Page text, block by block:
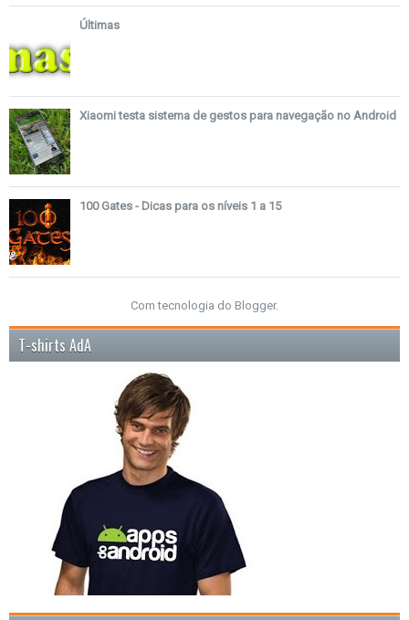
Últimas
Xiaomi testa sistema de gestos para navegação no Android
100 Gates - Dicas para os níveis 1 a 15
Com tecnologia do Blogger.
T-shirts AdA